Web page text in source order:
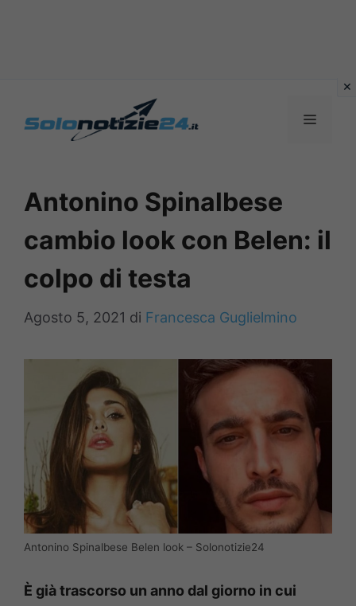
MENU
Antonino Spinalbese
cambio look con Belen: il
colpo di testa
Agosto 5, 2021 di Francesca Guglielmino
Antonino Spinalbese Belen look – Solonotizie24
È già trascorso un anno dal giorno in cui